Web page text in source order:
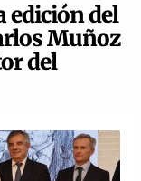
edición del
Muñoz
del